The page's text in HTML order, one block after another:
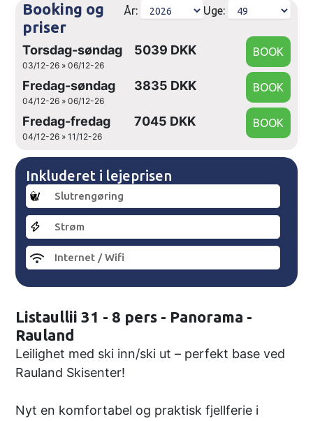
Booking og
priser
År: Uge:
Torsdag-søndag
03/12-26 » 06/12-26
5039 DKK
Fredag-søndag
04/12-26 » 06/12-26
3835 DKK
Fredag-fredag
04/12-26 » 11/12-26
7045 DKK
Inkluderet i lejeprisen
Slutrengøring
Strøm
Internet / Wifi
Listaullii 31 - 8 pers - Panorama -
Rauland
Leilighet med ski inn/ski ut – perfekt base ved
Rauland Skisenter!
Nyt en komfortabel og praktisk fjellferie i